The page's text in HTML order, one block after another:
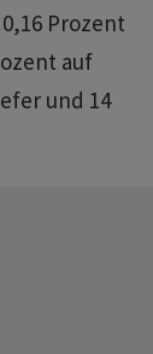
Prozent
auf
und 14